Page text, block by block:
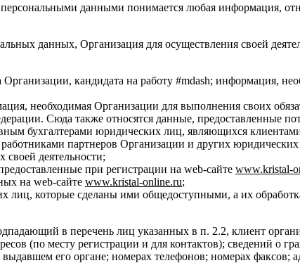
данными понимается любая информация,
данных, Организация для осуществления своей
кандидата на работу #mdash; информация,
необходимая Организации для выполнения своих
Сюда также относятся данные, предоставленные
бухгалтерами юридических лиц, являющихся
работниками партнеров Организации и других
деятельности;
при регистрации на web-сайте www.kristal-
на web-сайте www.kristal-online.ru;
лиц, которые сделаны ими общедоступными, а их
в перечень лиц указанных в п. 2.2, клиент
(по месту регистрации и для контактов); сведений о
его органе; номерах телефонов; номерах факсов;